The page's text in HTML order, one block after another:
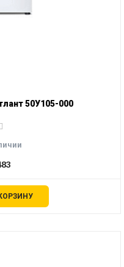
50У105-000